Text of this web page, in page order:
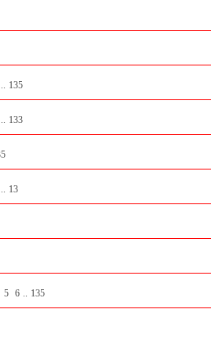
.. 135
.. 133
.. 13
5 6 .. 135